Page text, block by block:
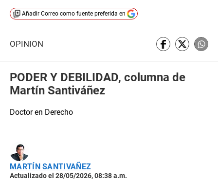
Añadir Correo como fuente preferida en
OPINIÓN
PODER Y DEBILIDAD, columna de
Martín Santiváñez
Doctor en Derecho
MARTÍN SANTIVAÑEZ
Actualizado el 28/05/2026, 08:38 a.m.